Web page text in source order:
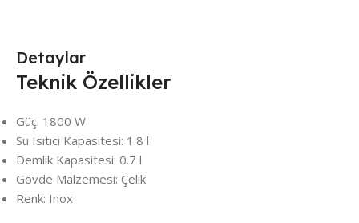
Detaylar
Teknik Özellikler
Güç: 1800 W
Su Isıtıcı Kapasitesi: 1.8 l
Demlik Kapasitesi: 0.7 l
Gövde Malzemesi: Çelik
Renk: Inox